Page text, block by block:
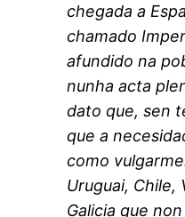
chegada a
chamado
afundido na
nunha acta
dato que, sen
que a
como
Uruguai,
Galicia que